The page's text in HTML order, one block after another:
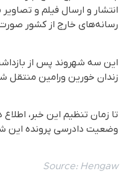
انتشار و ارسال فیلم و
رسانه‌های خارج از کشور
این سه شهروند پس از
زندان خورین ورامین منتقل
تا زمان تنظیم این خبر،
وضعیت دادرسی پرونده این
Source: Hengaw